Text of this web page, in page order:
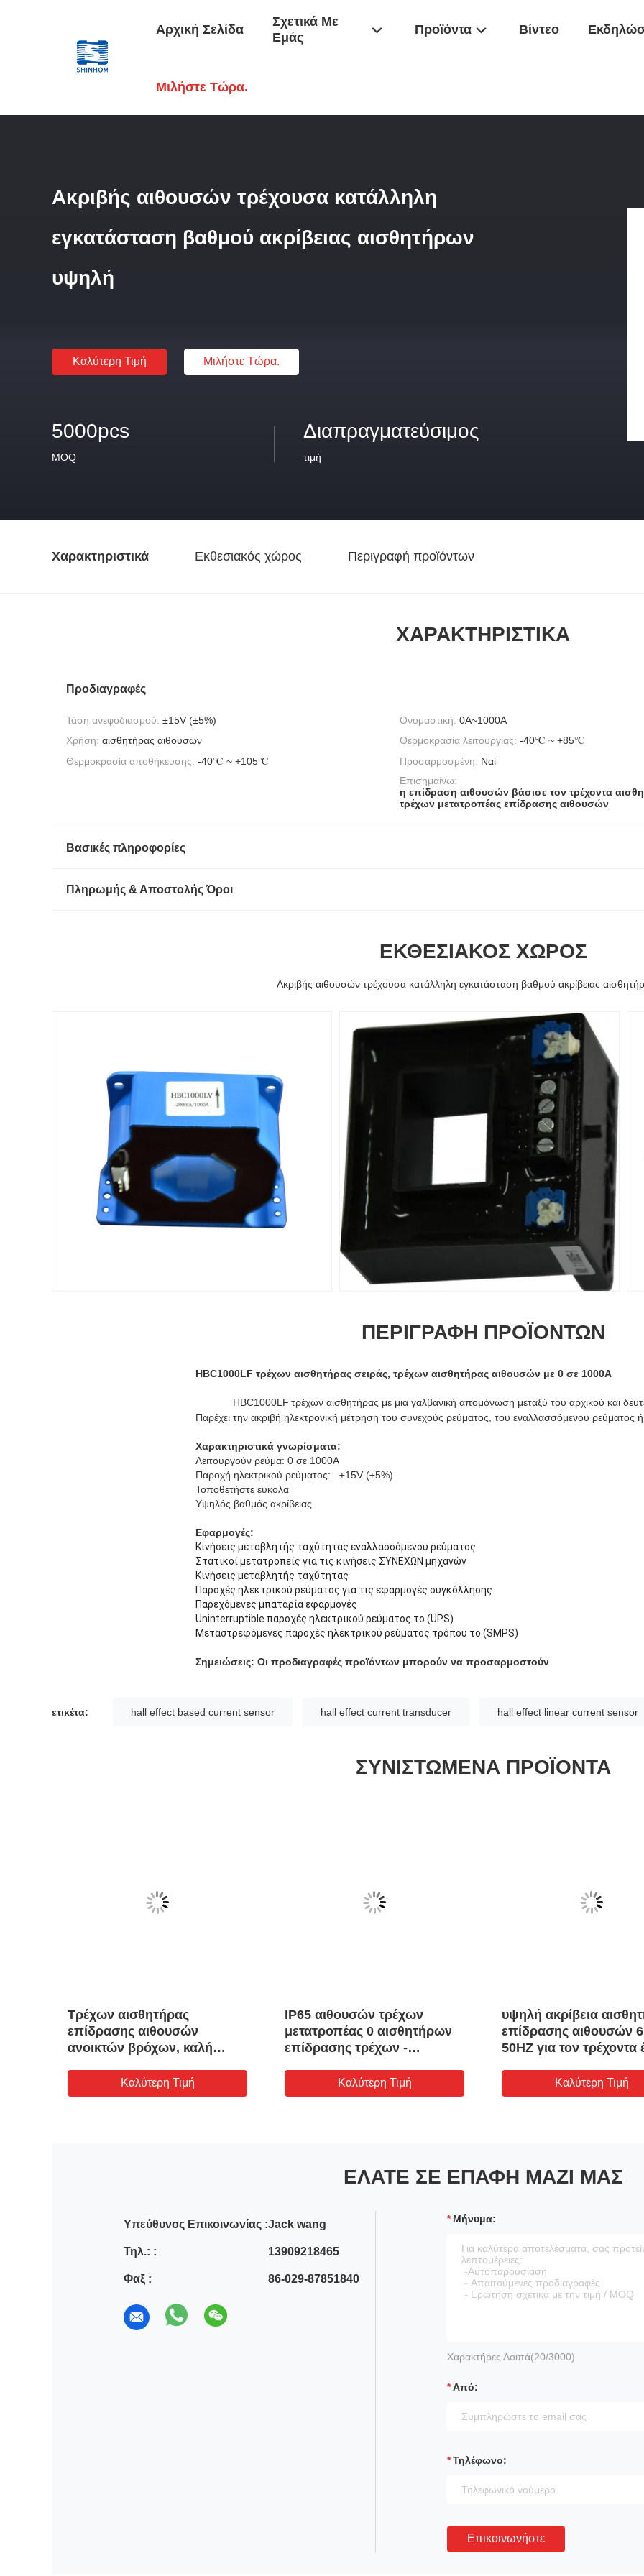
Αρχική Σελίδα
Σχετικά Με
Εμάς
Προϊόντα Βίντεο
Μιλήστε Τώρα.
Ακριβής αιθουσών τρέχουσα κατάλληλη
εγκατάσταση βαθμού ακρίβειας αισθητήρων
υψηλή
Καλύτερη Τιμή Μιλήστε Τώρα.
5000pcs
MOQ
Διαπραγματεύσιμος
τιμή
Χαρακτηριστικά Εκθεσιακός χώρος Περιγραφή προϊόντων
ΧΑΡΑΚΤΗΡΙΣΤΙΚΆ
Προδιαγραφές
Τάση ανεφοδιασμού: ±15V (±5%) Ονομαστική: 0A~1000A
Χρήση: αισθητήρας αιθουσών Θερμοκρασία λειτουργίας: -40℃ ~ +85℃
Θερμοκρασία αποθήκευσης: -40℃ ~ +105℃ Προσαρμοσμένη: Ναί
Επισημαίνω:
η επίδραση αιθουσών βάσισε τον τρέχοντα
τρέχων μετατροπέας επίδρασης αιθουσών
Βασικές πληροφορίες
Πληρωμής & Αποστολής Όροι
ΕΚΘΕΣΙΑΚΌΣ ΧΏΡΟΣ
Ακριβής αιθουσών τρέχουσα κατάλληλη εγκατάσταση βαθμού ακρίβειας
ΠΕΡΙΓΡΑΦΉ ΠΡΟΪΌΝΤΩΝ
HBC1000LF τρέχων αισθητήρας σειράς, τρέχων αισθητήρας αιθουσών με 0 σε 1000A
HBC1000LF τρέχων αισθητήρας με μια γαλβανική απομόνωση μεταξύ του αρχικού και
Παρέχει την ακριβή ηλεκτρονική μέτρηση του συνεχούς ρεύματος, του εναλλασσόμενου
Χαρακτηριστικά γνωρίσματα:
Λειτουργούν ρεύμα: 0 σε 1000A
Παροχή ηλεκτρικού ρεύματος: ±15V (±5%)
Τοποθετήστε εύκολα
Υψηλός βαθμός ακρίβειας
Εφαρμογές:
Κινήσεις μεταβλητής ταχύτητας εναλλασσόμενου ρεύματος
Στατικοί μετατροπείς για τις κινήσεις ΣΥΝΕΧΩΝ μηχανών
Κινήσεις μεταβλητής ταχύτητας
Παροχές ηλεκτρικού ρεύματος για τις εφαρμογές συγκόλλησης
Παρεχόμενες μπαταρία εφαρμογές
Uninterruptible παροχές ηλεκτρικού ρεύματος το (UPS)
Μεταστρεφόμενες παροχές ηλεκτρικού ρεύματος τρόπου το (SMPS)
Σημειώσεις: Οι προδιαγραφές προϊόντων μπορούν να προσαρμοστούν
ετικέτα: hall effect based current sensor hall effect current transducer hall effect linear current sensor
ΣΥΝΙΣΤΏΜΕΝΑ ΠΡΟΪΌΝΤΑ
Τρέχων αισθητήρας
επίδρασης αιθουσών
ανοικτών βρόχων, καλή
τρέχουσα μετατροπέων
εναλλασσόμενου ρεύματος
Καλύτερη Τιμή
IP65 αιθουσών τρέχων
μετατροπέας 0 αισθητήρων
επίδρασης τρέχων -
Καλύτερη Τιμή
υψηλή ακρίβεια
επίδρασης αιθουσών
50HZ για τον τρέχοντα
Καλύτερη Τιμή
ΕΛΆΤΕ ΣΕ ΕΠΑΦΉ ΜΑΖΊ ΜΑΣ
Υπεύθυνος Επικοινωνίας :Jack wang
Τηλ.: : 13909218465
Φαξ : 86-029-87851840
Μήνυμα:
Χαρακτήρες Λοιπά(20/3000)
Από:
Τηλέφωνο:
Επικοινωνήστε